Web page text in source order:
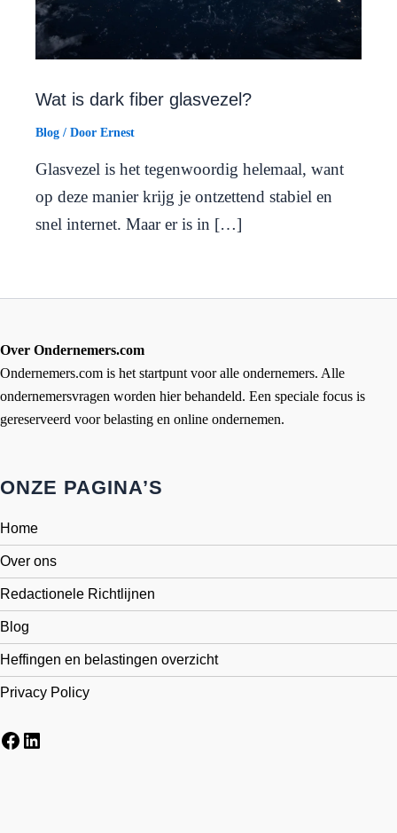
Wat is dark fiber glasvezel?
Blog / Door Ernest
Glasvezel is het tegenwoordig helemaal, want
op deze manier krijg je ontzettend stabiel en
snel internet. Maar er is in […]
Over Ondernemers.com
Ondernemers.com is het startpunt voor alle ondernemers. Alle
ondernemersvragen worden hier behandeld. Een speciale focus is
gereserveerd voor belasting en online ondernemen.
ONZE PAGINA’S
Home
Over ons
Redactionele Richtlijnen
Blog
Heffingen en belastingen overzicht
Privacy Policy
Facebook
LinkedIn